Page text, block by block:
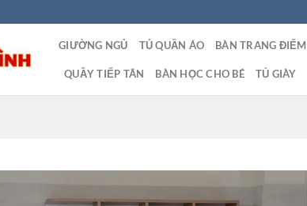
GIƯỜNG NGỦ TỦ QUẦN ÁO BÀN TRANG ĐIỂM
QUẦY TIẾP TÂN BÀN HỌC CHO BÉ TỦ GIÀY